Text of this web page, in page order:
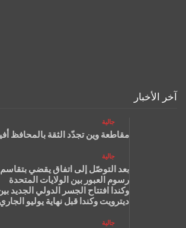
آخر الأخبار
جالية
مقاطعة وين تجدّد الثقة بالمحافظ
جالية
بعد التوصّل إلى اتفاق يقضي بتقاسم
رسوم العبور بين الولايات المتحدة
وكندا افتتاح الجسر الدولي الجديد
ديترويت وكندا قبل نهاية يوليو الجاري
جالية